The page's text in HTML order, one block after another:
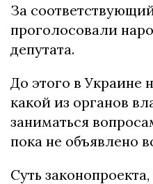
За
проголосовали
депутата.
До этого в Украине
какой из органов
заниматься
пока не объявлено
Суть